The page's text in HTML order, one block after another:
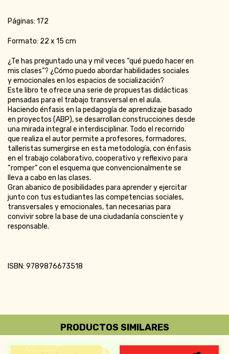
Páginas: 172
Formato: 22 x 15 cm
¿Te has preguntado una y mil veces “qué puedo hacer en
mis clases”? ¿Cómo puedo abordar habilidades sociales
y emocionales en los espacios de socialización?
Este libro te ofrece una serie de propuestas didácticas
pensadas para el trabajo transversal en el aula.
Haciendo énfasis en la pedagogía de aprendizaje basado
en proyectos (ABP), se desarrollan construcciones desde
una mirada integral e interdisciplinar. Todo el recorrido
que realiza el autor permite a profesores, formadores,
talleristas sumergirse en esta metodología, con énfasis
en el trabajo colaborativo, cooperativo y reflexivo para
“romper” con el esquema que convencionalmente se
lleva a cabo en las clases.
Gran abanico de posibilidades para aprender y ejercitar
junto con tus estudiantes las competencias sociales,
transversales y emocionales, tan necesarias para
convivir sobre la base de una ciudadanía consciente y
responsable.
ISBN: 9789876673518
PRODUCTOS SIMILARES